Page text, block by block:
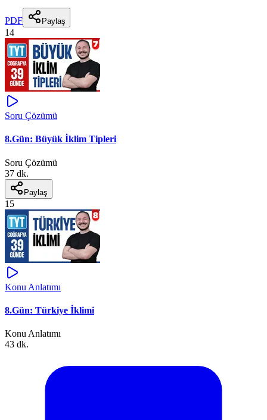
PDF Paylaş
14
Soru Çözümü
8.Gün: Büyük İklim Tipleri
Soru Çözümü
37 dk.
Paylaş
15
Konu Anlatımı
8.Gün: Türkiye İklimi
Konu Anlatımı
43 dk.